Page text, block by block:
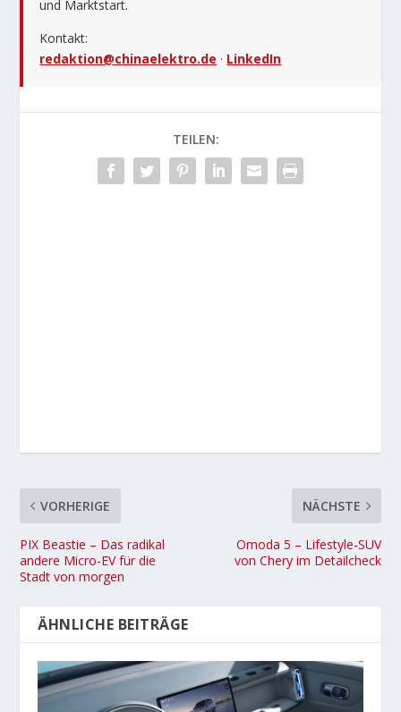
und Marktstart.
Kontakt:
redaktion@chinaelektro.de · LinkedIn
TEILEN:
VORHERIGE
PIX Beastie – Das radikal
andere Micro-EV für die
Stadt von morgen
NÄCHSTE
Omoda 5 – Lifestyle-SUV
von Chery im Detailcheck
ÄHNLICHE BEITRÄGE